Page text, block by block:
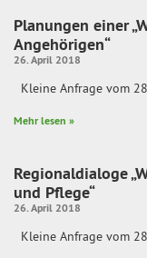
Planungen einer
Angehörigen“
26. April 2018
Kleine Anfrage vom
Mehr lesen »
Regionaldialoge
und Pflege“
26. April 2018
Kleine Anfrage vom